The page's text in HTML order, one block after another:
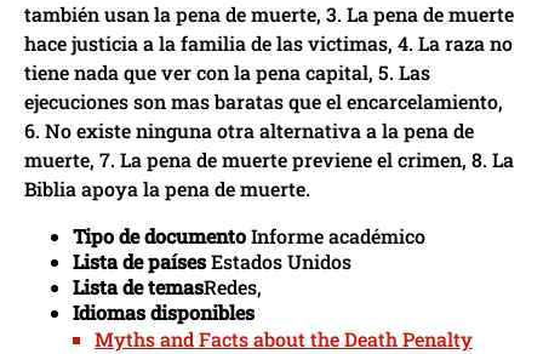
también usan la pena de muerte, 3. La pena de muerte
hace justicia a la familia de las victimas, 4. La raza no
tiene nada que ver con la pena capital, 5. Las
ejecuciones son mas baratas que el encarcelamiento,
6. No existe ninguna otra alternativa a la pena de
muerte, 7. La pena de muerte previene el crimen, 8. La
Biblia apoya la pena de muerte.
Tipo de documentoInforme académico
Lista de paísesEstados Unidos
Lista de temasRedes,
Idiomas disponibles
Myths and Facts about the Death Penalty